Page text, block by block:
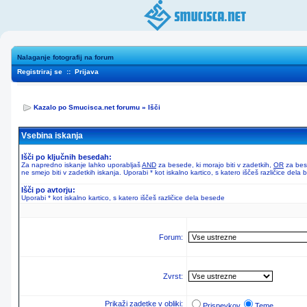
Nalaganje fotografij na forum
Registriraj se :: Prijava
Kazalo po Smucisca.net forumu » Išči
Vsebina iskanja
Išči po ključnih besedah:
Za napredno iskanje lahko uporabljašAND za besede, ki morajo biti v zadetkih, OR za
ne smejo biti v zadetkih iskanja. Uporabi * kot iskalno kartico, s katero iščeš različice dela
Išči po avtorju:
Uporabi * kot iskalno kartico, s katero iščeš različice dela besede
Forum:
Zvrst:
Prikaži zadetke v obliki: